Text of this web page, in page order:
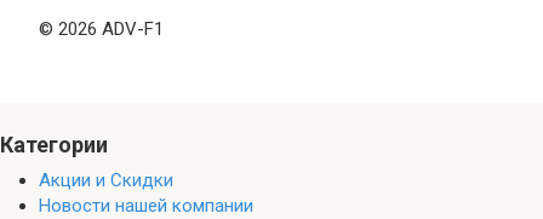
© 2026 ADV-F1
Категории
Акции и Скидки
Новости нашей компании